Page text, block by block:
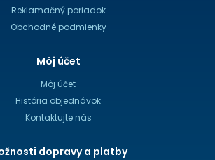
Reklamačný poriadok
Obchodné podmienky
Môj účet
Môj účet
História objednávok
Kontaktujte nás
dopravy a platby